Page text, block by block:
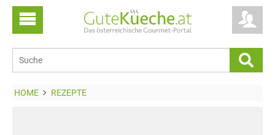
HOME REZEPTE